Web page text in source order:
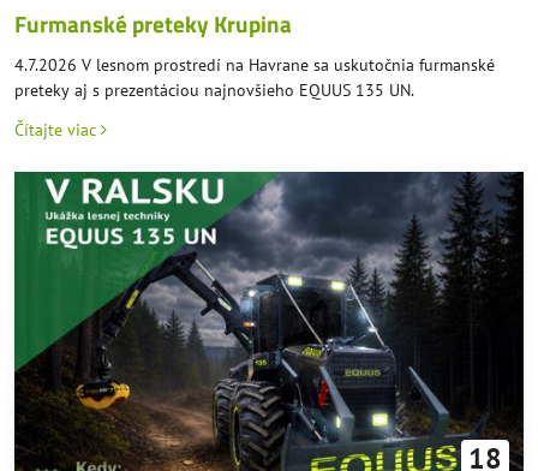
Furmanské preteky Krupina
4.7.2026 V lesnom prostredí na Havrane sa uskutočnia furmanské
preteky aj s prezentáciou najnovšieho EQUUS 135 UN.
Čítajte viac
18